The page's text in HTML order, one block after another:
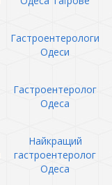
Гастроентерологи
Одеси
Гастроентеролог
Одеса
Найкращий
гастроентеролог
Одеса